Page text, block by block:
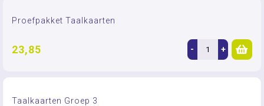
Proefpakket Taalkaarten
23,85 - +
Taalkaarten Groep 3